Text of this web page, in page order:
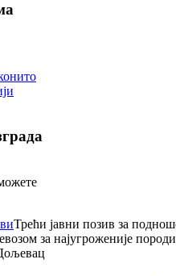
Трећи јавни позив за
за најугроженије